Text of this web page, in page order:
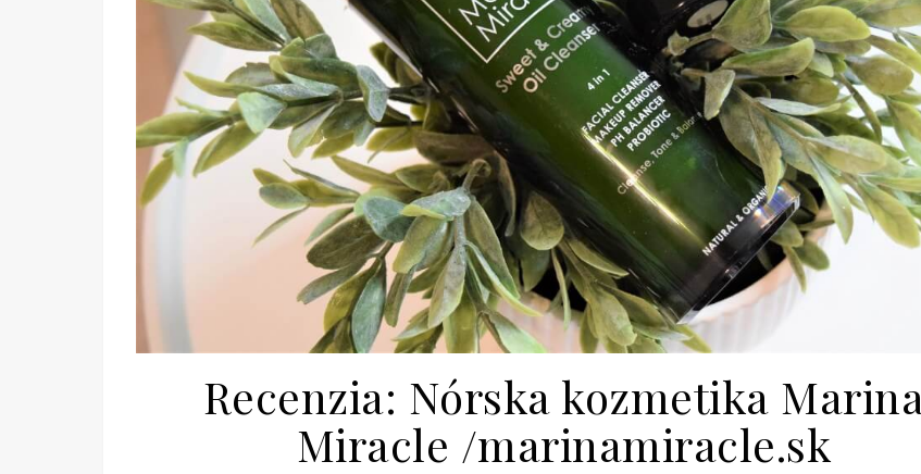
Recenzia: Nórska kozmetika Marina
Miracle /marinamiracle.sk